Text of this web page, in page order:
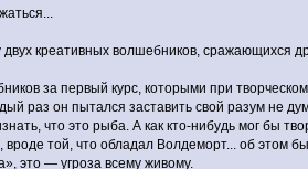
креативных волшебников, сражающихся
за первый курс, которыми при
раз он пытался заставить свой разум не
что это рыба. А как кто-нибудь мог бы
той, что обладал Волдеморт... об этом
это — угроза всему живому.